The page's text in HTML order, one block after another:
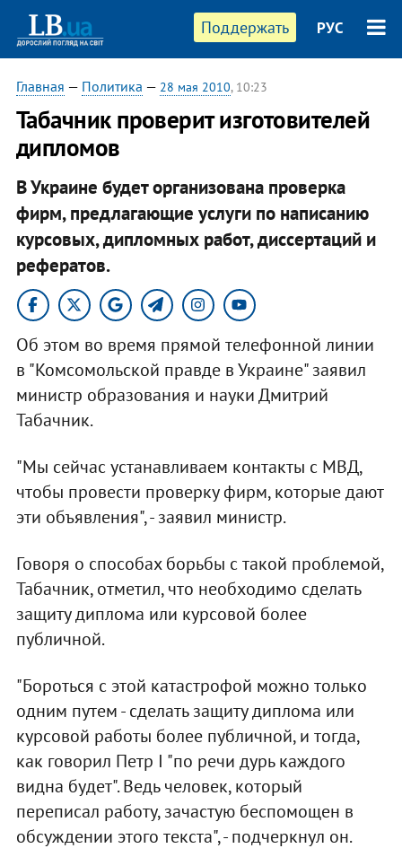
Поддержать РУС
Главная — Политика — 28 мая 2010, 10:23
Табачник проверит изготовителей
дипломов
В Украине будет организована проверка
фирм, предлагающие услуги по написанию
курсовых, дипломных работ, диссертаций и
рефератов.
Об этом во время прямой телефонной линии
в "Комсомольской правде в Украине" заявил
министр образования и науки Дмитрий
Табачник.
"Мы сейчас устанавливаем контакты с МВД,
чтобы провести проверку фирм, которые дают
эти объявления", - заявил министр.
Говоря о способах борьбы с такой проблемой,
Табачник, отметил, что необходимо сделать
защиту диплома или курсовой более
публичной.
"Бороться с этой катастрофой можно только
одним путем - сделать защиту диплома или
курсовой работы более публичной, и тогда,
как говорил Петр I "по речи дурь каждого
видна будет". Ведь человек, который
переписал работу, зачастую беспомощен в
обсуждении этого текста", - подчеркнул он.